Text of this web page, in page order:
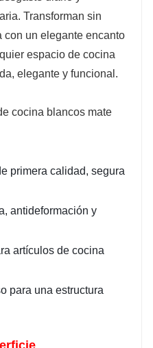
Transforman sin
con un elegante encanto
espacio de cocina
elegante y funcional.
primera calidad, segura
antideformación y
artículos de cocina
para una estructura